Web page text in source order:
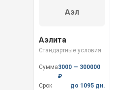
Аэл
Аэлита
Стандартные условия
Сумма3000 — 300000
₽
Срок
до 1095 дн.